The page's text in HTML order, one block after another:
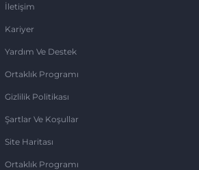
İletişim
Kariyer
Yardım Ve Destek
Ortaklık Programı
Gizlilik Politikası
Şartlar Ve Koşullar
Site Haritası
Ortaklık Programı